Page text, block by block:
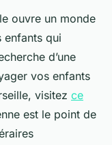
ouvre un monde
enfants qui
d’une
vos enfants
visitez ce
est le point de